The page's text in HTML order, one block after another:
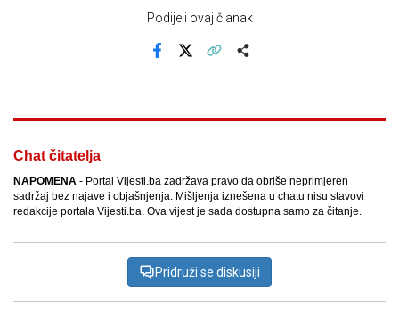
Podijeli ovaj članak
Chat čitatelja
NAPOMENA - Portal Vijesti.ba zadržava pravo da obriše neprimjeren
sadržaj bez najave i objašnjenja. Mišljenja iznešena u chatu nisu stavovi
redakcije portala Vijesti.ba. Ova vijest je sada dostupna samo za čitanje.
Pridruži se diskusiji